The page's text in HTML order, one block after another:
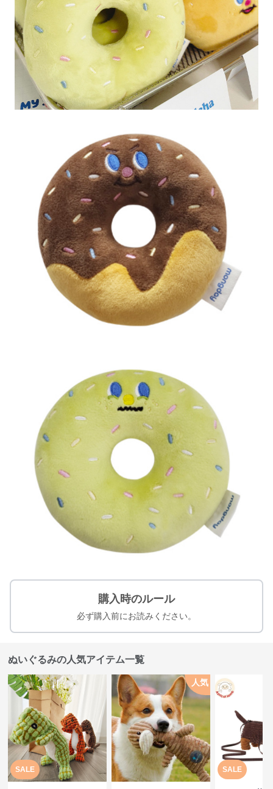
購入時のルール
必ず購入前にお読みください。
ぬいぐるみの人気アイテム一覧
SALE
人気
SALE